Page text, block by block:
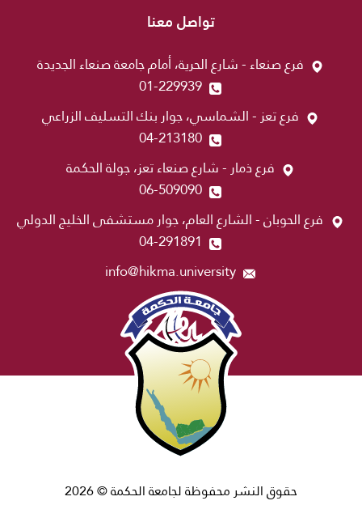
تواصل معنا
فرع صنعاء - شارع الحرية، أمام جامعة صنعاء الجديدة
01-229939
فرع تعز - الشماسي، جوار بنك التسليف الزراعي
04-213180
فرع ذمار - شارع صنعاء تعز، جولة الحكمة
06-509090
فرع الحوبان - الشارع العام، جوار مستشفى الخليج الدولي
04-291891
info@hikma.university
حقوق النشر محفوظة لجامعة الحكمة © 2026